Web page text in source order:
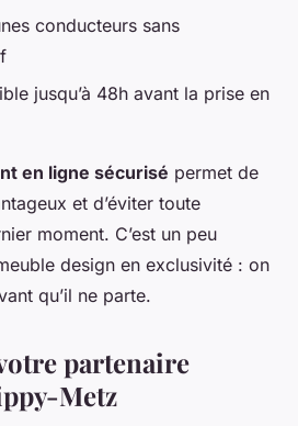
conducteurs sans
jusqu’à 48h avant la prise en
en ligne sécurisé permet de
et d’éviter toute
moment. C’est un peu
design en exclusivité : on
qu’il ne parte.
partenaire
Metz